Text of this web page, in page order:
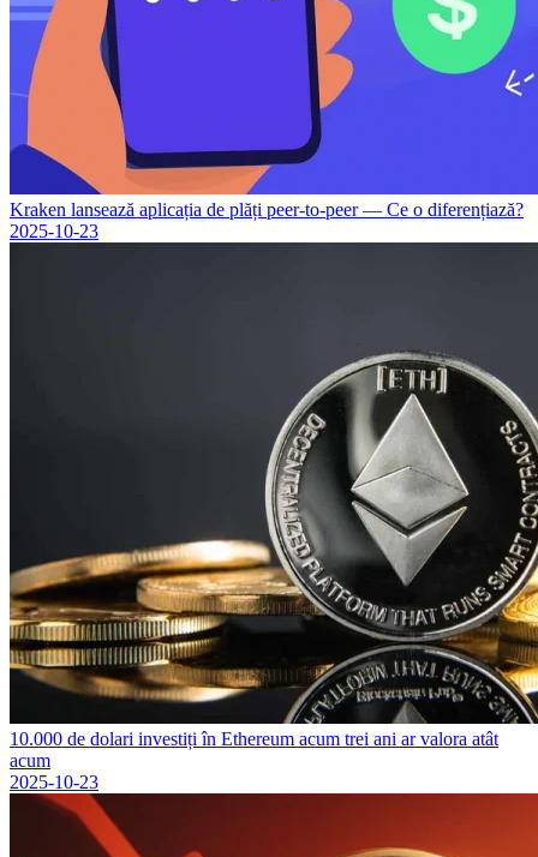
Kraken lansează aplicația de plăți peer-to-peer — Ce o diferențiază?
2025-10-23
10.000 de dolari investiți în Ethereum acum trei ani ar valora atât
acum
2025-10-23